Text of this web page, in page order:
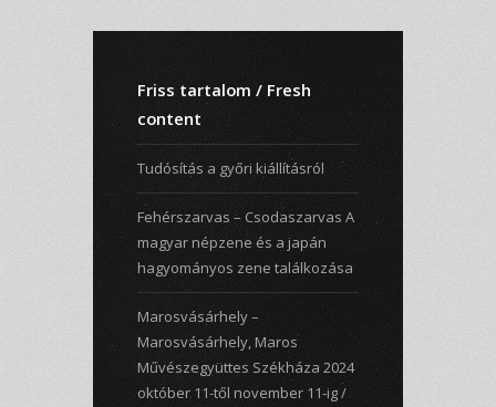
Friss tartalom / Fresh
content
Tudósítás a győri kiállításról
Fehérszarvas – Csodaszarvas A
magyar népzene és a japán
hagyományos zene találkozása
Marosvásárhely –
Marosvásárhely, Maros
Művészegyüttes Székháza 2024
október 11-től november 11-ig /